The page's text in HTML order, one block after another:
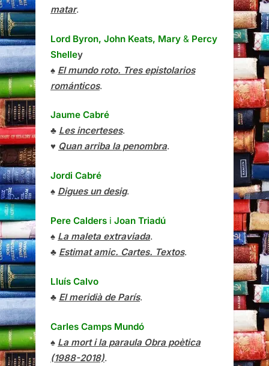
matar.
Lord Byron, John Keats, Mary & Percy
Shelley
♠ El mundo roto. Tres epistolarios
románticos.
Jaume Cabré
♣ Les incerteses.
♥ Quan arriba la penombra.
Jordi Cabré
♠ Digues un desig.
Pere Calders i Joan Triadú
♠ La maleta extraviada.
♣ Estimat amic. Cartes. Textos.
Lluís Calvo
♣ El meridià de París.
Carles Camps Mundó
♠ La mort i la paraula Obra poètica
(1988-2018).